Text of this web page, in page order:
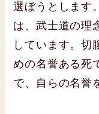
選ぼうとします
は、武士道の理
しています。切
めの名誉ある死
で、自らの名誉